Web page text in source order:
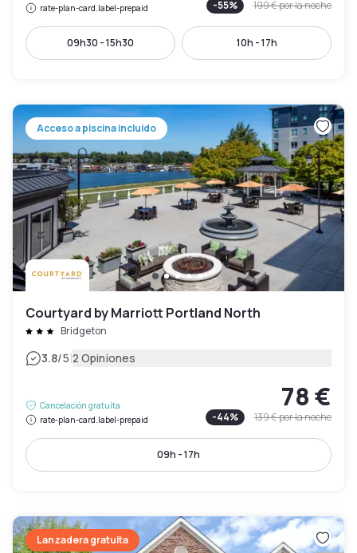
rate-plan-card.label-prepaid
-55% 199 €por la noche
09h30 - 15h30 10h - 17h
Acceso a piscina incluido
Courtyard by Marriott Portland North
Bridgeton
3.8/5|2 Opiniones
Cancelación gratuita
rate-plan-card.label-prepaid
78 €
-44% 139 €por la noche
09h - 17h
Lanzadera gratuita